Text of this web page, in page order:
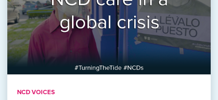
NCD VOICES